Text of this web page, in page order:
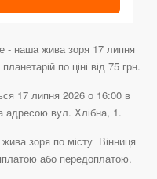
- наша жива зоря 17 липня
по ціні від 75 грн.
17 липня 2026 о 16:00 в
адресою вул. Хлібна, 1.
зоря по місту Вінниця
або передоплатою.